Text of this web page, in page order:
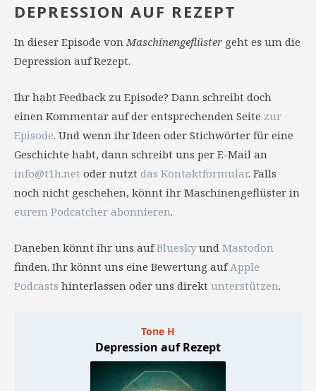
DEPRESSION AUF REZEPT
In dieser Episode vonMaschinengeflüster geht es um die
Depression auf Rezept.
Ihr habt Feedback zu Episode? Dann schreibt doch
einen Kommentar auf der entsprechenden Seite zur
Episode. Und wenn ihr Ideen oder Stichwörter für eine
Geschichte habt, dann schreibt uns per E-Mail an
info@t1h.net oder nutzt das Kontaktformular. Falls
noch nicht geschehen, könnt ihr Maschinengeflüster in
eurem Podcatcher abonnieren.
Daneben könnt ihr uns aufBlueskyund Mastodon
finden. Ihr könnt uns eine Bewertung aufApple
Podcasts hinterlassen oder uns direkt unterstützen.